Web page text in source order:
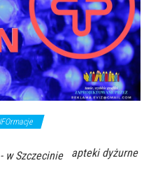
w Szczecinie
apteki dyżurne